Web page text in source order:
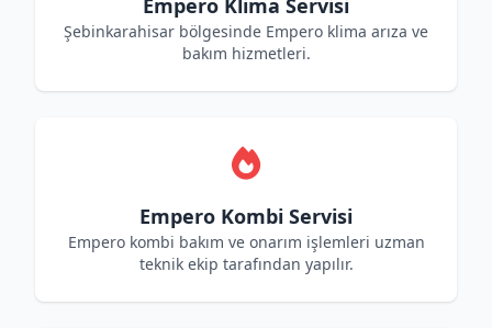
Empero Klima Servisi
Şebinkarahisar bölgesinde Empero klima arıza ve
bakım hizmetleri.
Empero Kombi Servisi
Empero kombi bakım ve onarım işlemleri uzman
teknik ekip tarafından yapılır.